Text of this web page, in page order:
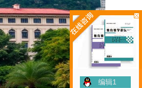
编辑1